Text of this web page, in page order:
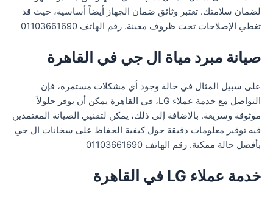
لضمان سلامتك. تعتبر وثائق ضمان الجهاز أيضاً أساسية، حيث قد
تغطي الإصلاحات تحت ظروف معينة. رقم الهاتف 01103661690
صيانة مبرد مياة ال جي في القاهرة
على سبيل المثال في حالة وجود أي مشكلات مستمرة، فإن
التواصل مع خدمة عملاء LG، في القاهرة يمكن أن يوفر حلولاً
موثوقة وسريعة. بالإضافة إلى ذلك، يمكن لتقنيي الصيانة المعتمدين
فيه توفير معلومات دقيقة حول كيفية الحفاظ على سخانات ال جي
بأفضل حالة ممكنة. رقم الهاتف 01103661690
خدمة عملاء LG في القاهرة